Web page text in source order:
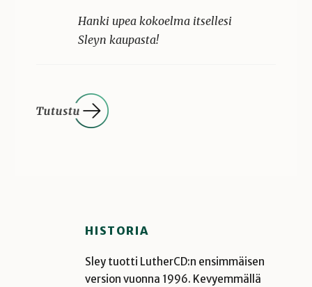
Hanki upea kokoelma itsellesi
Sleyn kaupasta!
HISTORIA
Sley tuotti LutherCD:n ensimmäisen
version vuonna 1996. Kevyemmällä